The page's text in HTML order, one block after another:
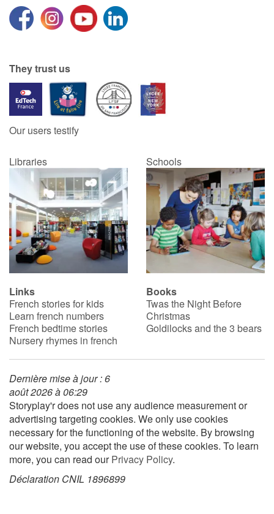
They trust us
Our users testify
Libraries Schools
Links
French stories for kids
Learn french numbers
French bedtime stories
Nursery rhymes in french
Books
Twas the Night Before
Christmas
Goldilocks and the 3 bears
Dernière mise à jour : 6
août 2026 à 06:29
Storyplay'r does not use any audience measurement or
advertising targeting cookies. We only use cookies
necessary for the functioning of the website. By browsing
our website, you accept the use of these cookies. To learn
more, you can read ourPrivacy Policy.
Déclaration CNIL 1896899